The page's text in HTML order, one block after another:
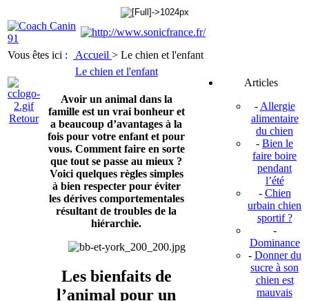
Vous êtes ici : Accueil > Le chien et l'enfant
Retour
Le chien et l'enfant
Avoir un animal dans la
famille est un vrai bonheur et
a beaucoup d’avantages à la
fois pour votre enfant et pour
vous. Comment faire en sorte
que tout se passe au mieux ?
Voici quelques règles simples
à bien respecter pour éviter
les dérives comportementales
résultant de troubles de la
hiérarchie.
Les bienfaits de
l’animal pour un
Articles
- Allergie
alimentaire
du chien
- Bien le
faire boire
pendant
l’été
- Chien
urbain chien
sportif ?
-
Dominance
- Donner du
sucre à son
chien est
mauvais